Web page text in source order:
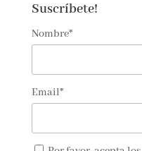
Suscríbete!
Nombre*
Email*